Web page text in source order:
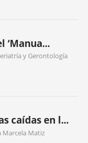
‘Manua...
y Gerontología
caídas en l...
Marcela Matiz